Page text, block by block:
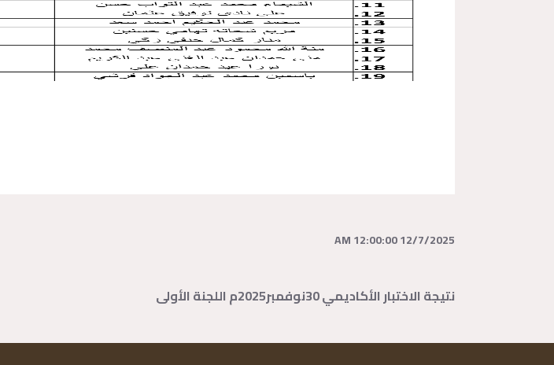
12/7/2025 12:00:00 AM
نتيجة الاختبار الأكاديمي 30نوفمبر2025م اللجنة الأولى